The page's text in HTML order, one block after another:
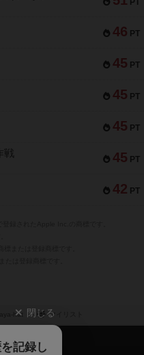
PT
46 PT
45 PT
45 PT
45 PT
45 PT
戦
42 PT
hat マイリスト
閉じる
記録し